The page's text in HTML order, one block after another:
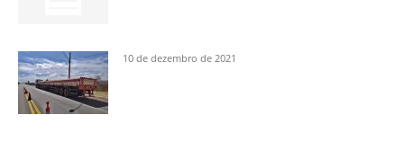
10 de dezembro de 2021